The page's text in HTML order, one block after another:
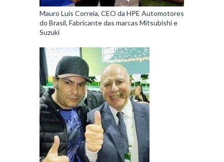
Mauro Luis Correia, CEO da HPE Automotores
do Brasil, Fabricante das marcas Mitsubishi e
Suzuki